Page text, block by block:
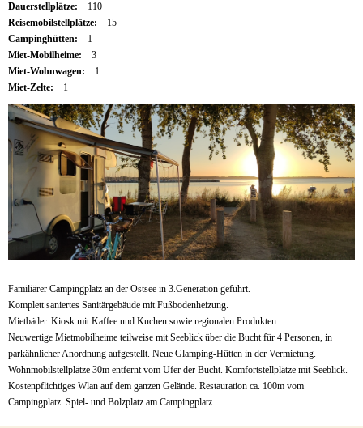
Dauerstellplätze:
110
Reisemobilstellplätze:
15
Campinghütten:
1
Miet-Mobilheime:
3
Miet-Wohnwagen:
1
Miet-Zelte:
1
Familiärer Campingplatz an der Ostsee in 3.Generation geführt.
Komplett saniertes Sanitärgebäude mit Fußbodenheizung.
Mietbäder. Kiosk mit Kaffee und Kuchen sowie regionalen Produkten.
Neuwertige Mietmobilheime teilweise mit Seeblick über die Bucht für 4 Personen, in
parkähnlicher Anordnung aufgestellt. Neue Glamping-Hütten in der Vermietung.
Wohnmobilstellplätze 30m entfernt vom Ufer der Bucht. Komfortstellplätze mit Seeblick.
Kostenpflichtiges Wlan auf dem ganzen Gelände. Restauration ca. 100m vom
Campingplatz. Spiel- und Bolzplatz am Campingplatz.